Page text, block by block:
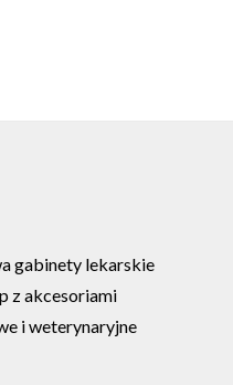
gabinety lekarskie
z akcesoriami
i weterynaryjne